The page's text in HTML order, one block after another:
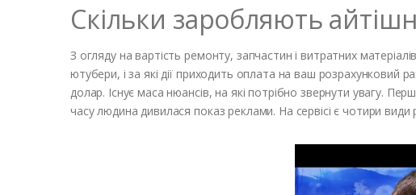
Скільки заробляють
З огляду на вартість ремонту, запчастин і витратних
ютубери, і за які дії приходить оплата на ваш розрахунковий
долар. Існує маса нюансів, на які потрібно звернути увагу.
часу людина дивилася показ реклами. На сервісі є чотири